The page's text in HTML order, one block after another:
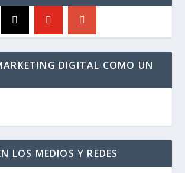
DIGITAL COMO UN
LOS MEDIOS Y REDES